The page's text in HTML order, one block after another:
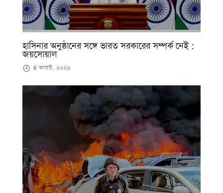
হাসিনার অনুষ্ঠানের সঙ্গে ভারত সরকারের সম্পর্ক নেই :
জয়সোয়াল
৪ অগাস্ট, ২০২৬